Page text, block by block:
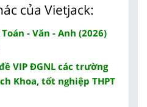
của Vietjack:
- Văn - Anh (2026)
VIP ĐGNL các trường
Khoa, tốt nghiệp THPT